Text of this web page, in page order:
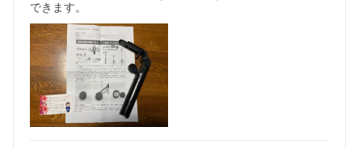
できます。